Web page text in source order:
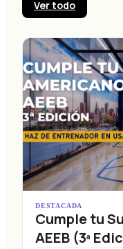
Ver todo
DESTACADA
Cumple tu
AEEB (3ª